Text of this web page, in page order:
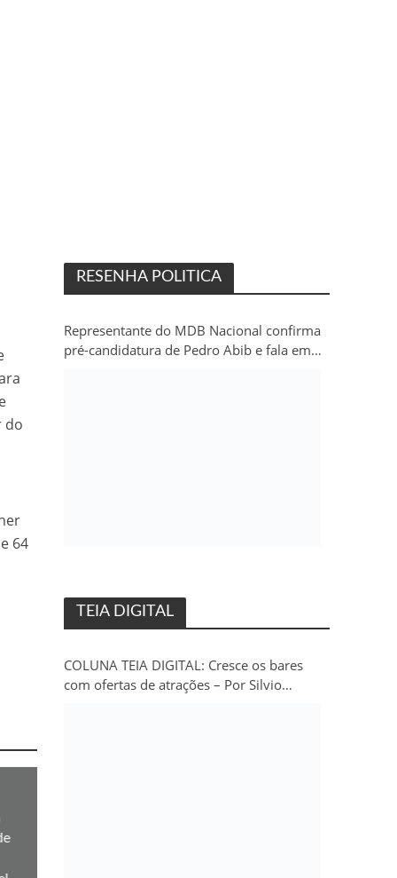
do
64
RESENHA POLITICA
Representante do MDB Nacional confirma
pré-candidatura de Pedro Abib e fala em
TEIA DIGITAL
COLUNA TEIA DIGITAL: Cresce os bares
com ofertas de atrações – Por Silvio